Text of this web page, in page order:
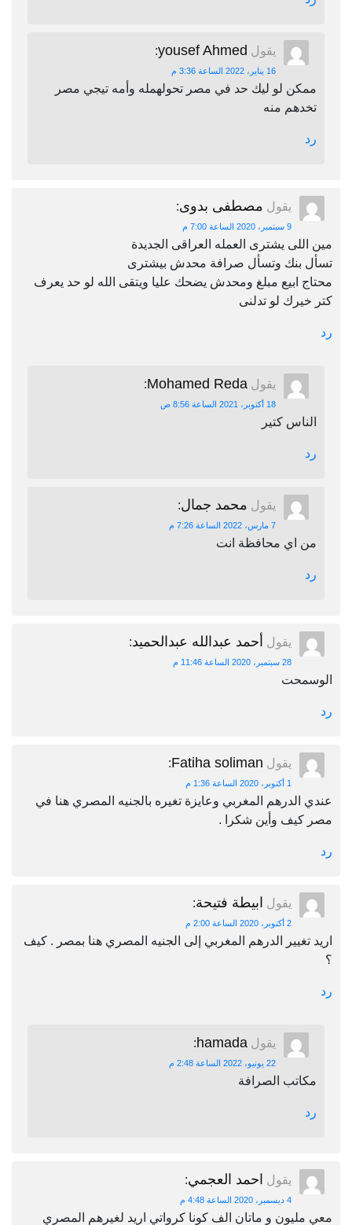
يقول yousef Ahmed
:
16 يناير، 2022 الساعة 3:36 م
ممكن لو ليك حد في مصر تحولهمله وأمه تيجي مصر
تخدهم منه
رد
يقول مصطفى بدوى:
9 سبتمبر، 2020 الساعة 7:00 م
مين اللى يشترى العمله العراقى الجديدة
تسأل بنك وتسأل صرافة محدش بيشترى
محتاج ابيع مبلغ ومحدش يضحك عليا ويتقى الله لو حد يعرف
كتر خيرك لو تدلنى
رد
يقول Mohamed Reda
:
18 أكتوبر، 2021 الساعة 8:56 ص
الناس كتير
رد
يقول محمد جمال:
7 مارس، 2022 الساعة 7:26 م
من اي محافظة انت
رد
يقول أحمد عبدالله عبدالحميد:
28 سبتمبر، 2020 الساعة 11:46 م
الوسمحت
رد
يقول Fatiha soliman
:
1 أكتوبر، 2020 الساعة 1:36 م
عندي الدرهم المغربي وعايزة تغيره بالجنيه المصري هنا في
مصر كيف وأين شكرا .
رد
يقول ابيطة فتيحة:
2 أكتوبر، 2020 الساعة 2:00 م
اريد تغيير الدرهم المغربي إلى الجنيه المصري هنا بمصر . كيف
؟
رد
يقول hamada
:
22 يونيو، 2022 الساعة 2:48 م
مكاتب الصرافة
رد
يقول احمد العجمي:
4 ديسمبر، 2020 الساعة 4:48 م
معي مليون و ماتان الف كونا كرواتي اريد لغيرهم المصري